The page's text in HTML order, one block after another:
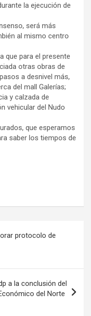
la ejecución de
será más
al mismo centro
que para el presente
otras obras de
a desnivel más,
del mall Galerías;
y calzada de
vehicular del Nudo
que esperamos
saber los tiempos de
protocolo de
a la conclusión del
del Norte